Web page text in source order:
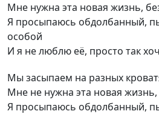
Мне нужна эта новая жизнь,
Я просыпаюсь обдолбанный,
особой
И я не люблю её, просто так
Мы засыпаем на разных
Мне не нужна эта новая жизнь,
Я просыпаюсь обдолбанный,